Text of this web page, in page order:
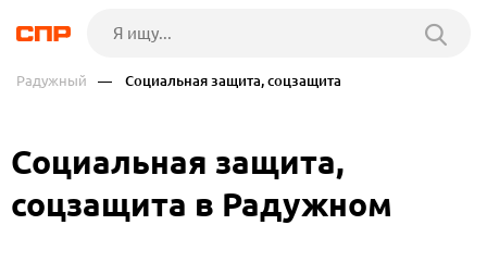
Радужный — Социальная защита, соцзащита
Социальная защита,
соцзащита в Радужном